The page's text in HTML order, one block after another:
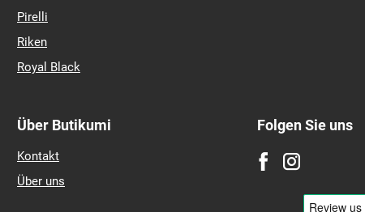
Pirelli
Riken
Royal Black
Über Butikumi
Kontakt
Über uns
Folgen Sie uns